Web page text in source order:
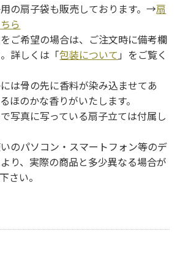
の扇子袋も販売しております。→扇
ら
ご希望の場合は、ご注文時に備考欄
詳しくは「包装について 」をご覧く
は骨の先に香料が染み込ませてあ
ほのかな香りがいたします。
写真に写っている扇子立ては付属し
のパソコン・スマートフォン等のデ
り、実際の商品と多少異なる場合が
さい。